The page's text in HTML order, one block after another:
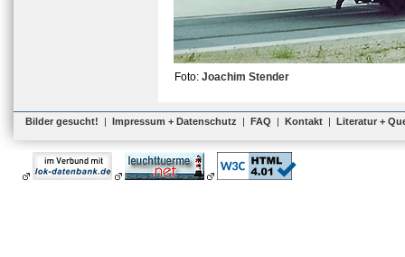
Foto: Joachim Stender
Bilder gesucht! | Impressum + Datenschutz | FAQ | Kontakt | Literatur +